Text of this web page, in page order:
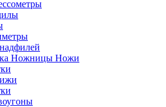
Ножницы Ножи